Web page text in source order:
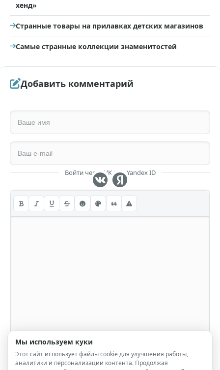
хенд»
Странные товары на прилавках детских магазинов
Самые странные коллекции знаменитостей
Добавить комментарий
Войти через VK или Yandex ID
Мы используем куки
Этот сайт использует файлы cookie для улучшения работы,
аналитики и персонализации контента. Продолжая